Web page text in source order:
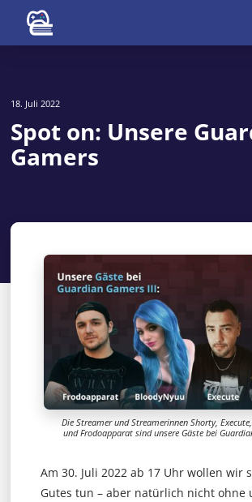
18. Juli 2022
Spot on: Unsere
Gamers
Die Streamer und Streamerinnen Shorty,
und Frodoapparat sind unsere Gäste bei
Am 30. Juli 2022 ab 17 Uhr wollen wir
Gutes tun – aber natürlich nicht ohne